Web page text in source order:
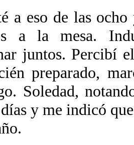
a eso de las
a la mesa.
juntos. Percibí
preparado,
Soledad,
y me indicó